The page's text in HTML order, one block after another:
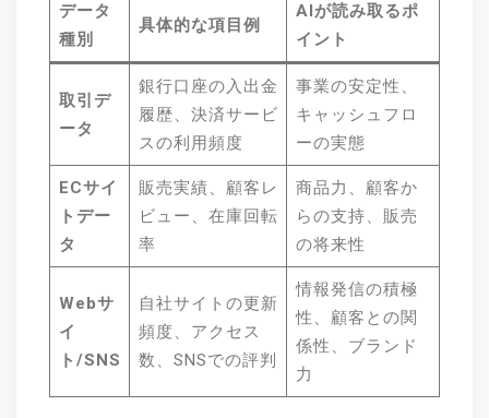
データ
種別
具体的な項目例
AIが読み取るポ
イント
取引デ
ータ
銀行口座の入出金
履歴、決済サービ
スの利用頻度
事業の安定性、
キャッシュフロ
ーの実態
ECサイ
トデー
タ
販売実績、顧客レ
ビュー、在庫回転
率
商品力、顧客か
らの支持、販売
の将来性
Webサ
イ
ト/SNS
自社サイトの更新
頻度、アクセス
数、SNSでの評判
情報発信の積極
性、顧客との関
係性、ブランド
力